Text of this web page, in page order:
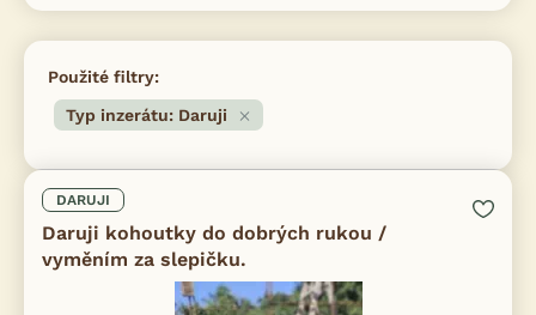
Použité filtry:
Typ inzerátu: Daruji
DARUJI
Daruji kohoutky do dobrých rukou /
vyměním za slepičku.